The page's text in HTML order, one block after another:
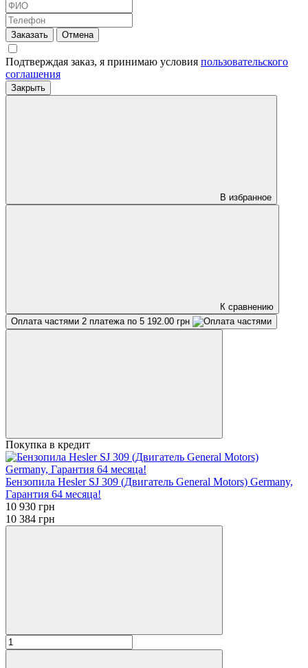
Заказать Отмена
Подтверждая заказ, я принимаю условия пользовательского
соглашения
Закрыть
В избранное
К сравнению
Оплата частями 2 платежа по 5 192.00 грн
Покупка в кредит
Бензопила Hesler SJ 309 (Двигатель General Motors) Germany,
Гарантия 64 месяца!
10 930 грн
10 384 грн